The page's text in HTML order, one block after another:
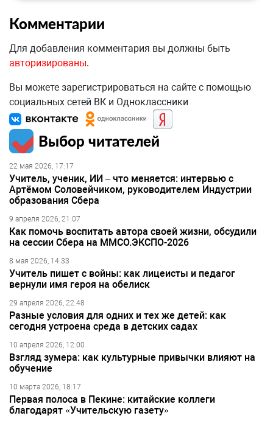
Комментарии
Для добавления комментария вы должны быть
авторизированы.
Вы можете зарегистрироваться на сайте с помощью
социальных сетей ВК и Одноклассники
Выбор читателей
22 мая 2026, 17:17
Учитель, ученик, ИИ – что меняется: интервью с
Артёмом Соловейчиком, руководителем Индустрии
образования Сбера
9 апреля 2026, 21:07
Как помочь воспитать автора своей жизни, обсудили
на сессии Сбера на ММСО.ЭКСПО-2026
8 мая 2026, 14:33
Учитель пишет с войны: как лицеисты и педагог
вернули имя героя на обелиск
29 апреля 2026, 22:48
Разные условия для одних и тех же детей: как
сегодня устроена среда в детских садах
10 апреля 2026, 12:00
Взгляд зумера: как культурные привычки влияют на
обучение
10 марта 2026, 18:17
Первая полоса в Пекине: китайские коллеги
благодарят «Учительскую газету»